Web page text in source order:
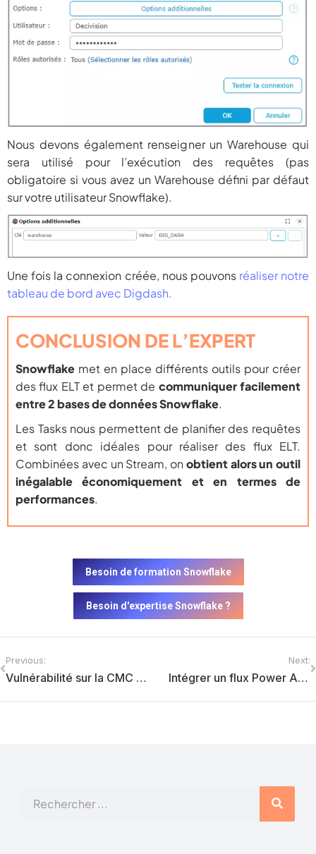
Nous devons également renseigner un Warehouse qui
sera utilisé pour l’exécution des requêtes (pas
obligatoire si vous avez un Warehouse défini par défaut
sur votre utilisateur Snowflake).
Une fois la connexion créée, nous pouvons réaliser notre
tableau de bord avec Digdash.
CONCLUSION DE L’EXPERT
Snowflake met en place différents outils pour créer
des flux ELT et permet de communiquer facilement
entre 2 bases de données Snowflake.
Les Tasks nous permettent de planifier des requêtes
et sont donc idéales pour réaliser des flux ELT.
Combinées avec un Stream, on obtient alors un outil
inégalable économiquement et en termes de
performances.
Besoin de formation Snowflake
Besoin d'expertise Snowflake ?
Previous:
Vulnérabilité sur la CMC SAP BI Platform
Next:
Intégrer un flux Power Automate dans un rapport Power BI